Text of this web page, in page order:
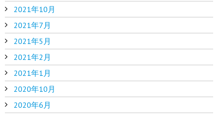
2021年10月
2021年7月
2021年5月
2021年2月
2021年1月
2020年10月
2020年6月